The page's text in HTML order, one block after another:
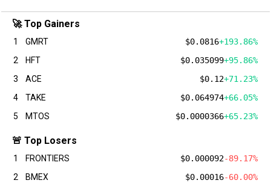
🚀 Top Gainers
1 GMRT $0.0816+193.86%
2
HFT $0.035099+95.86%
3
ACE $0.12+71.23%
4
TAKE $0.064974+66.05%
5
MTOS $0.0000366+65.23%
🚨 Top Losers
1 FRONTIERS $0.000092-89.17%
2
BMEX $0.00016-60.00%